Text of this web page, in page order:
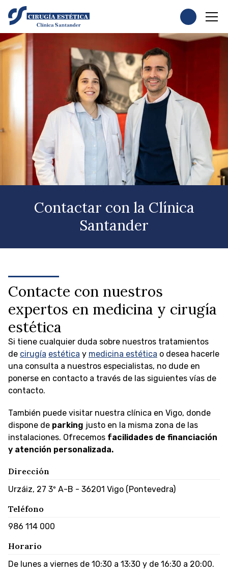
Contactar con la Clínica
Santander
Contacte con nuestros
expertos en medicina y cirugía
estética
Si tiene cualquier duda sobre nuestros tratamientos
de cirugía estética y medicina estética o desea hacerle
una consulta a nuestros especialistas, no dude en
ponerse en contacto a través de las siguientes vías de
contacto.
También puede visitar nuestra clínica en Vigo, donde
dispone de parking justo en la misma zona de las
instalaciones. Ofrecemos facilidades de financiación
y atención personalizada.
Dirección
Urzáiz, 27 3º A-B - 36201 Vigo (Pontevedra)
Teléfono
986 114 000
Horario
De lunes a viernes de 10:30 a 13:30 y de 16:30 a 20:00.